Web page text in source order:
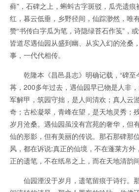
藓”，石碑之上，蝌蚪古字斑驳，瓜壳遗
红，暮云低垂，乡野径间，仙踪渺然，唯
赞“书传白字瓜为笔，诗隐绿苔石作笺”，或
皆道尽遇仙园从盛到幽、从实入幻的沧桑
事，一代代相传。
乾隆本《昌邑县志》明确记载，“碑至
苒，200多年过去，遇仙园早已物是人非
军解甲，筑园守拙，是人间清欢；真人云
奇；古松凝翠，青峰在望，是天地灵秀；
岁月沧桑。遇仙园虽没有宫苑的奢华，但
仙的形影，但有美丽的传说。那石那碑那
风，都在诉说:真正的仙境，不在蓬莱方
正的遗笔，不在纸帛之上，而在天地清韵间
仙园湮没于岁月，遗笔留痕于诗行。